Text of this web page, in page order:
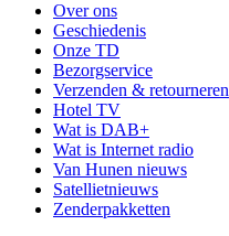
Over ons
Geschiedenis
Onze TD
Bezorgservice
Verzenden & retourneren
Hotel TV
Wat is DAB+
Wat is Internet radio
Van Hunen nieuws
Satellietnieuws
Zenderpakketten